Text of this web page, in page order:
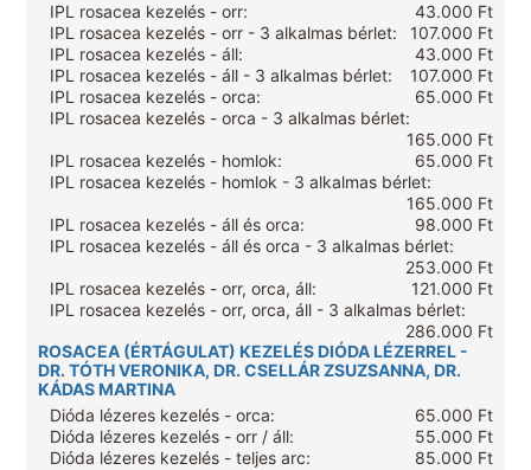
IPL rosacea kezelés - orr:
43.000 Ft
IPL rosacea kezelés - orr - 3 alkalmas bérlet:
107.000 Ft
IPL rosacea kezelés - áll:
43.000 Ft
IPL rosacea kezelés - áll - 3 alkalmas bérlet:
107.000 Ft
IPL rosacea kezelés - orca:
65.000 Ft
IPL rosacea kezelés - orca - 3 alkalmas bérlet:
165.000 Ft
IPL rosacea kezelés - homlok:
65.000 Ft
IPL rosacea kezelés - homlok - 3 alkalmas bérlet:
165.000 Ft
IPL rosacea kezelés - áll és orca:
98.000 Ft
IPL rosacea kezelés - áll és orca - 3 alkalmas bérlet:
253.000 Ft
IPL rosacea kezelés - orr, orca, áll:
121.000 Ft
IPL rosacea kezelés - orr, orca, áll - 3 alkalmas bérlet:
286.000 Ft
ROSACEA (ÉRTÁGULAT) KEZELÉS DIÓDA LÉZERREL -
DR. TÓTH VERONIKA, DR. CSELLÁR ZSUZSANNA, DR.
KÁDAS MARTINA
Dióda lézeres kezelés - orca:
65.000 Ft
Dióda lézeres kezelés - orr / áll:
55.000 Ft
Dióda lézeres kezelés - teljes arc:
85.000 Ft